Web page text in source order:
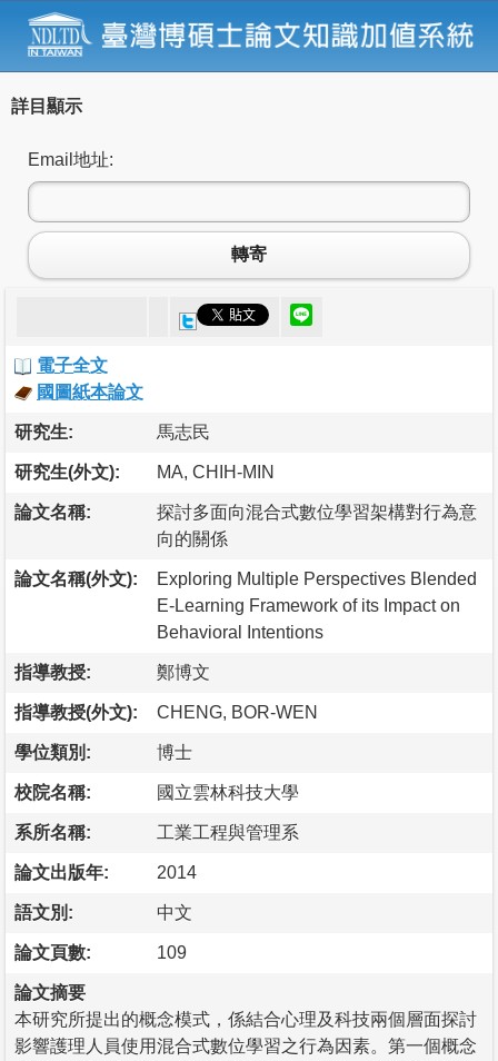
詳目顯示
Email地址:
轉寄
電子全文
國圖紙本論文
研究生: 馬志民
研究生(外文): MA, CHIH-MIN
論文名稱:
探討多面向混合式數位學習架構對行為意
向的關係
論文名稱(外文):
Exploring Multiple Perspectives Blended
E-Learning Framework of its Impact on
Behavioral Intentions
指導教授: 鄭博文
指導教授(外文): CHENG, BOR-WEN
學位類別: 博士
校院名稱: 國立雲林科技大學
系所名稱: 工業工程與管理系
論文出版年: 2014
語文別: 中文
論文頁數: 109
論文摘要
本研究所提出的概念模式，係結合心理及科技兩個層面探討
影響護理人員使用混合式數位學習之行為因素。第一個概念